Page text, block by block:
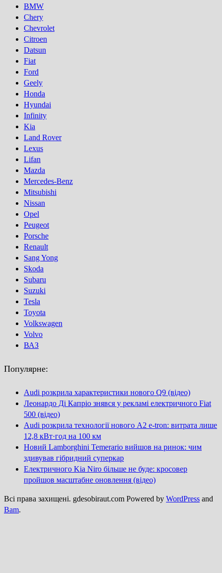
BMW
Chery
Chevrolet
Citroen
Datsun
Fiat
Ford
Geely
Honda
Hyundai
Infinity
Kia
Land Rover
Lexus
Lifan
Mazda
Mercedes-Benz
Mitsubishi
Nissan
Opel
Peugeot
Porsсhe
Renault
Sang Yong
Skoda
Subaru
Suzuki
Tesla
Toyota
Volkswagen
Volvo
ВАЗ
Популярне:
Audi розкрила характеристики нового Q9 (відео)
Леонардо Ді Капріо знявся у рекламі електричного Fiat
500 (відео)
Audi розкрила технології нового A2 e-tron: витрата лише
12,8 кВт·год на 100 км
Новий Lamborghini Temerario вийшов на ринок: чим
здивував гібридний суперкар
Електричного Kia Niro більше не буде: кросовер
пройшов масштабне оновлення (відео)
Всі права захищені. gdesobiraut.com Powered by WordPress and
Bam.